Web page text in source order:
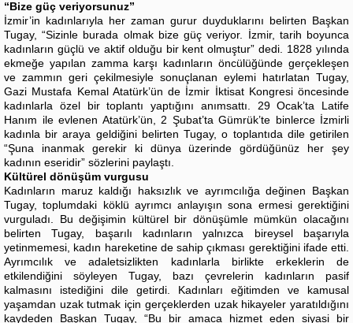
“Bize güç veriyorsunuz”
İzmir’in kadınlarıyla her zaman gurur duyduklarını belirten Başkan
Tugay, “Sizinle burada olmak bize güç veriyor. İzmir, tarih boyunca
kadınların güçlü ve aktif olduğu bir kent olmuştur” dedi. 1828 yılında
ekmeğe yapılan zamma karşı kadınların öncülüğünde gerçekleşen
ve zammın geri çekilmesiyle sonuçlanan eylemi hatırlatan Tugay,
Gazi Mustafa Kemal Atatürk’ün de İzmir İktisat Kongresi öncesinde
kadınlarla özel bir toplantı yaptığını anımsattı. 29 Ocak’ta Latife
Hanım ile evlenen Atatürk’ün, 2 Şubat’ta Gümrük’te binlerce İzmirli
kadınla bir araya geldiğini belirten Tugay, o toplantıda dile getirilen
“Şuna inanmak gerekir ki dünya üzerinde gördüğünüz her şey
kadının eseridir” sözlerini paylaştı.
Kültürel dönüşüm vurgusu
Kadınların maruz kaldığı haksızlık ve ayrımcılığa değinen Başkan
Tugay, toplumdaki köklü ayrımcı anlayışın sona ermesi gerektiğini
vurguladı. Bu değişimin kültürel bir dönüşümle mümkün olacağını
belirten Tugay, başarılı kadınların yalnızca bireysel başarıyla
yetinmemesi, kadın hareketine de sahip çıkması gerektiğini ifade etti.
Ayrımcılık ve adaletsizlikten kadınlarla birlikte erkeklerin de
etkilendiğini söyleyen Tugay, bazı çevrelerin kadınların pasif
kalmasını istediğini dile getirdi. Kadınları eğitimden ve kamusal
yaşamdan uzak tutmak için gerçeklerden uzak hikayeler yaratıldığını
kaydeden Başkan Tugay, “Bu bir amaca hizmet eden siyasi bir